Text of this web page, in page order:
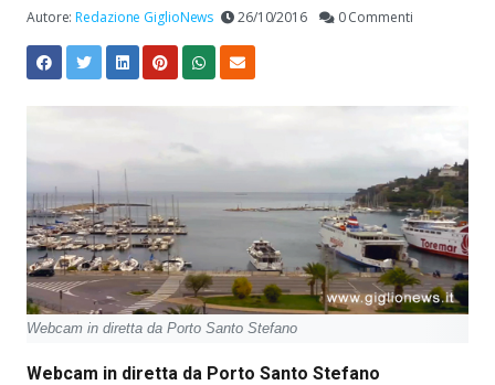
Autore:Redazione GiglioNews 26/10/2016 0 Commenti
Webcam in diretta da Porto Santo Stefano
Webcam in diretta da Porto Santo Stefano